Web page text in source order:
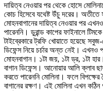
দায়িত্ব নেওয়ার পর থেকে হোসে
কোচ হিসেবে যথেষ্ট উঁচু দরের।
মোহনবাগানের দায়িত্ব নেওয়ার পর
পারেননি। ডুরান্ড কাপের ফাইনালে
টাইব্রেকারে ট্রফি খোয়াতে হয়েছে
ডিফেন্স নিয়ে চর্চার অন্ত নেই।
মোহনবাগান। ১টা জয়, ১টা ড্র, ১টা
বাগান ডিফেন্স। আনোয়ার আলি ক্লাব
করতে পারেননি মোলিনা। ফলে বিপক্ষের
বাগানের রক্ষণ। এই মোলিনা এখন